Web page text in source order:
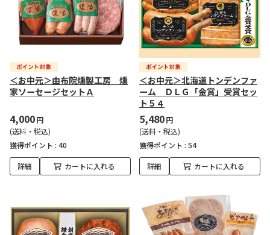
＜お中元＞由布院燻製工房 燻
家ソーセージセットＡ
4,000円
(送料・税込)
獲得ポイント : 40
詳細 カートに入れる
＜お中元＞北海道トンデンファ
ーム ＤＬＧ「金賞」受賞セッ
ト５４
5,480円
(送料・税込)
獲得ポイント : 54
詳細 カートに入れる